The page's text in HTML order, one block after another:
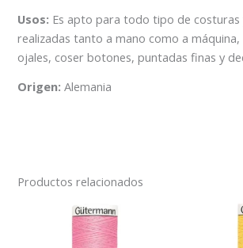
Usos: Es apto para todo tipo de costuras
realizadas tanto a mano como a
ojales, coser botones, puntadas finas y
Origen: Alemania
Productos relacionados